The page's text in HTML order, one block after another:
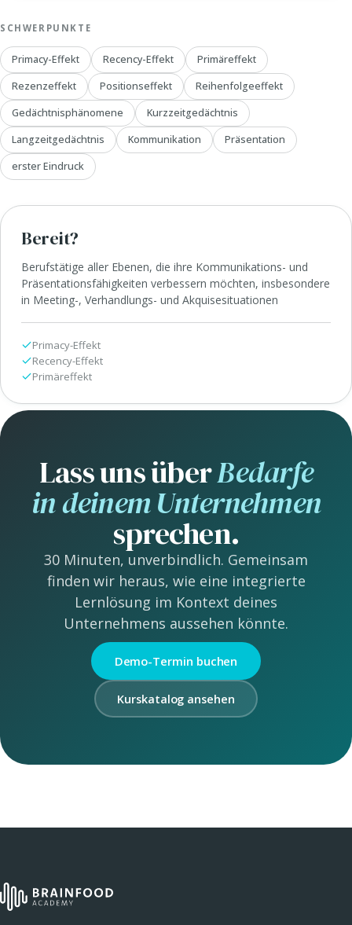
SCHWERPUNKTE
Primacy-Effekt Recency-Effekt
Primäreffekt
Rezenzeffekt
Positionseffekt
Reihenfolgeeffekt
Gedächtnisphänomene
Kurzzeitgedächtnis
Langzeitgedächtnis
Kommunikation
Präsentation
erster Eindruck
Bereit?
Berufstätige aller Ebenen, die ihre Kommunikations- und
Präsentationsfähigkeiten verbessern möchten, insbesondere
in Meeting-, Verhandlungs- und Akquisesituationen
Primacy-Effekt
Recency-Effekt
Primäreffekt
Lass uns überBedarfe
in deinem Unternehmen
sprechen.
30 Minuten, unverbindlich. Gemeinsam
finden wir heraus, wie eine integrierte
Lernlösung im Kontext deines
Unternehmens aussehen könnte.
Demo-Termin buchen
Kurskatalog ansehen